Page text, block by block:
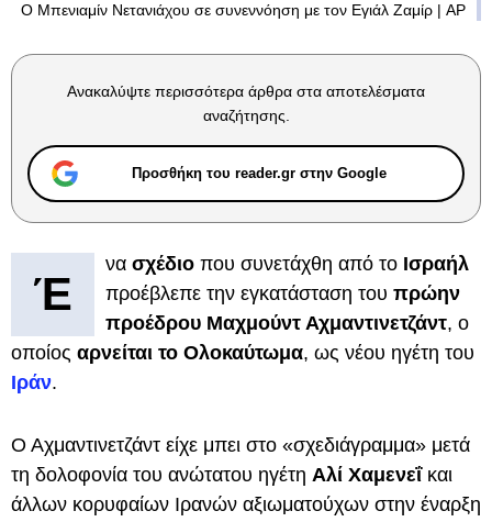
Ο Μπενιαμίν Νετανιάχου σε συνεννόηση με τον Εγιάλ Ζαμίρ | AP
Ανακαλύψτε περισσότερα άρθρα στα αποτελέσματα
αναζήτησης.
Προσθήκη του reader.gr στην Google
Έ
να σχέδιο που συνετάχθη από το Ισραήλ
προέβλεπε την εγκατάσταση του πρώην
προέδρου Μαχμούντ Αχμαντινετζάντ, ο
οποίος αρνείται το Ολοκαύτωμα, ως νέου ηγέτη του
Ιράν.
Ο Αχμαντινετζάντ είχε μπει στο «σχεδιάγραμμα» μετά
τη δολοφονία του ανώτατου ηγέτη Αλί Χαμενεΐ και
άλλων κορυφαίων Ιρανών αξιωματούχων στην έναρξη